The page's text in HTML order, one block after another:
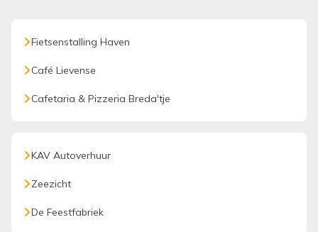
Fietsenstalling Haven
Café Lievense
Cafetaria & Pizzeria Breda'tje
KAV Autoverhuur
Zeezicht
De Feestfabriek